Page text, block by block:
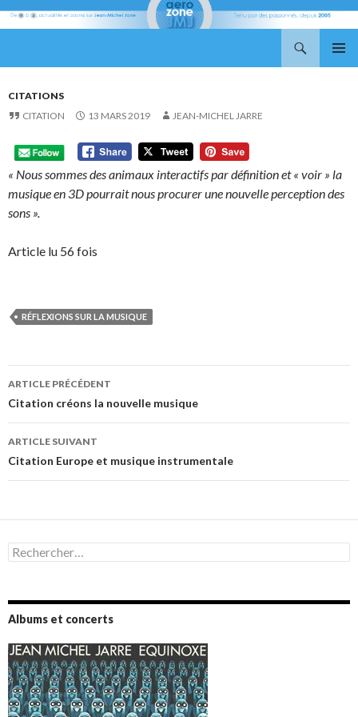
CONTENU
CITATIONS
CITATION
13 MARS 2019 JEAN-MICHEL JARRE
« Nous sommes des animaux interactifs par définition et « voir » la
musique en 3D pourrait nous procurer une nouvelle perception des
sons ».
Article lu 56 fois
RÉFLEXIONS SUR LA MUSIQUE
Navigation
des
articles
ARTICLE PRÉCÉDENT
Citation créons la nouvelle musique
ARTICLE SUIVANT
Citation Europe et musique instrumentale
Rechercher :
Albums et concerts